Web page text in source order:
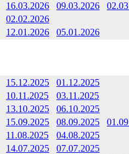
16.03.2026 09.03.2026
02.02.2026
12.01.2026 05.01.2026
15.12.2025
01.12.2025
10.11.2025
03.11.2025
13.10.2025
06.10.2025
15.09.2025 08.09.2025
11.08.2025
04.08.2025
14.07.2025
07.07.2025